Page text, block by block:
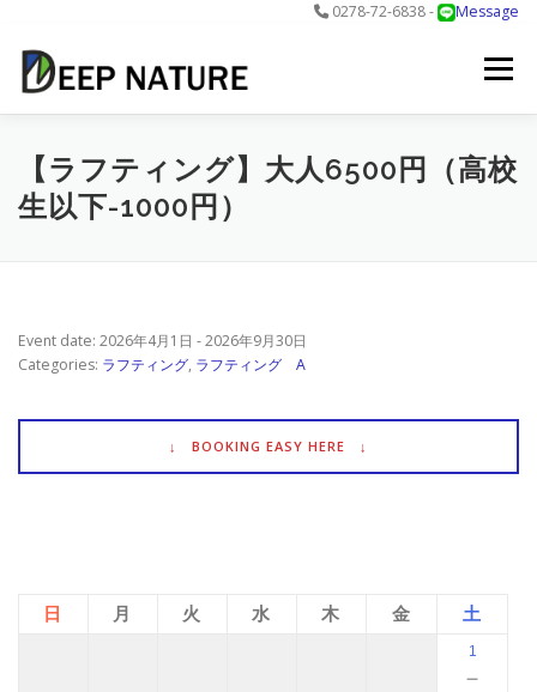
0278-72-6838 -
Message
メニュー
アクティビティ 料金 DNについて 最新情報
【ラフティング】大人6500円（高校
生以下-1000円）
Event date: 2026年4月1日 - 2026年9月30日
Categories: ラフティング, ラフティング A
↓ BOOKING EASY HERE ↓
日 月 火 水 木 金 土
1
－